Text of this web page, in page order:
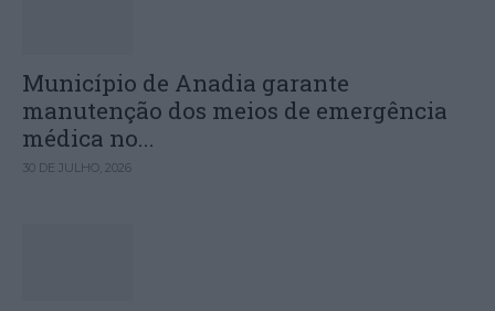
Município de Anadia garante
manutenção dos meios de emergência
médica no...
30 DE JULHO, 2026